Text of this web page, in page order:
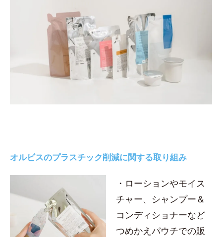
オルビスのプラスチック削減に関する取り組み
・ローションやモイス
チャー、シャンプー＆
コンディショナーなど
つめかえパウチでの販